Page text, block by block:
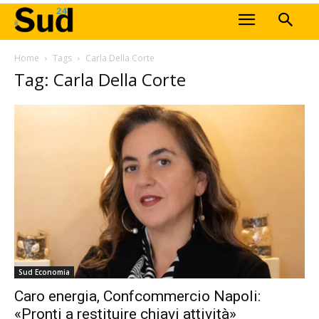
Home Tags Carla Della Corte
Tag: Carla Della Corte
Sud Economia
Caro energia, Confcommercio Napoli:
«Pronti a restituire chiavi attività»